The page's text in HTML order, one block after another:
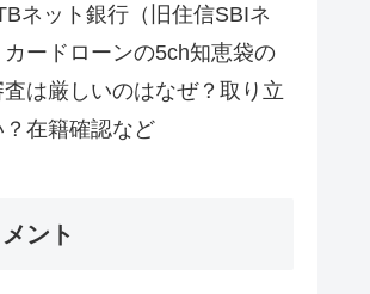
ネット銀行（旧住信SBIネ
カードローンの5ch知恵袋の
は厳しいのはなぜ？取り立
在籍確認など
ント